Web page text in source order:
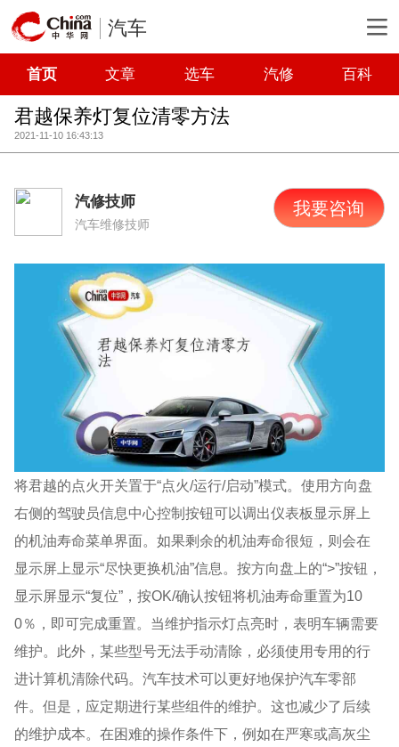
汽车
首页 文章 选车 汽修 百科
君越保养灯复位清零方法
2021-11-10 16:43:13
汽修技师
汽车维修技师
我要咨询
将君越的点火开关置于“点火/运行/启动”模式。使用方向盘
右侧的驾驶员信息中心控制按钮可以调出仪表板显示屏上
的机油寿命菜单界面。如果剩余的机油寿命很短，则会在
显示屏上显示“尽快更换机油”信息。按方向盘上的“>”按钮，
显示屏显示“复位”，按OK/确认按钮将机油寿命重置为10
0％，即可完成重置。当维护指示灯点亮时，表明车辆需要
维护。此外，某些型号无法手动清除，必须使用专用的行
进计算机清除代码。汽车技术可以更好地保护汽车零部
件。但是，应定期进行某些组件的维护。这也减少了后续
的维护成本。在困难的操作条件下，例如在严寒或高灰尘